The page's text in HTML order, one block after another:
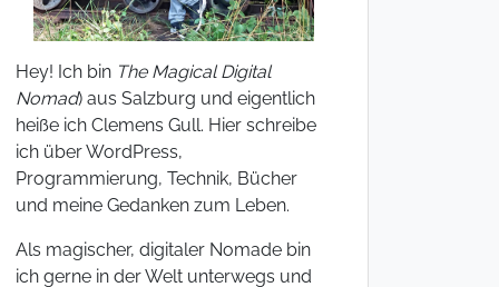
Hey! Ich bin The Magical Digital
Nomad) aus Salzburg und eigentlich
heiße ich Clemens Gull. Hier schreibe
ich über WordPress,
Programmierung, Technik, Bücher
und meine Gedanken zum Leben.
Als magischer, digitaler Nomade bin
ich gerne in der Welt unterwegs und